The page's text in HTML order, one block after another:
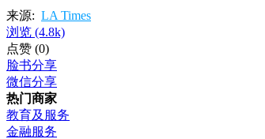
来源: LA Times
浏览 (4.8k)
点赞 (0)
脸书分享
微信分享
热门商家
教育及服务
金融服务